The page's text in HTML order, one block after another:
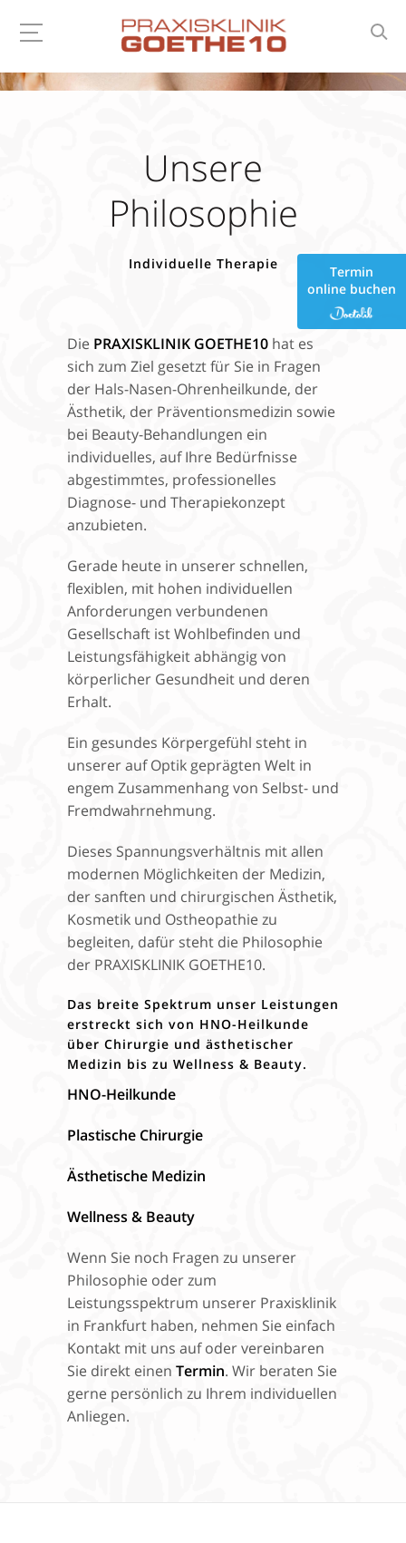
Unsere
Philosophie
Individuelle Therapie
Die PRAXISKLINIK GOETHE10 hat es
sich zum Ziel gesetzt für Sie in Fragen
der Hals-Nasen-Ohrenheilkunde, der
Ästhetik, der Präventionsmedizin sowie
bei Beauty-Behandlungen ein
individuelles, auf Ihre Bedürfnisse
abgestimmtes, professionelles
Diagnose- und Therapiekonzept
anzubieten.
Gerade heute in unserer schnellen,
flexiblen, mit hohen individuellen
Anforderungen verbundenen
Gesellschaft ist Wohlbefinden und
Leistungsfähigkeit abhängig von
körperlicher Gesundheit und deren
Erhalt.
Ein gesundes Körpergefühl steht in
unserer auf Optik geprägten Welt in
engem Zusammenhang von Selbst- und
Fremdwahrnehmung.
Dieses Spannungsverhältnis mit allen
modernen Möglichkeiten der Medizin,
der sanften und chirurgischen Ästhetik,
Kosmetik und Ostheopathie zu
begleiten, dafür steht die Philosophie
der PRAXISKLINIK GOETHE10.
Das breite Spektrum unser Leistungen
erstreckt sich von HNO-Heilkunde
über Chirurgie und ästhetischer
Medizin bis zu Wellness & Beauty.
HNO-Heilkunde
Plastische Chirurgie
Ästhetische Medizin
Wellness & Beauty
Wenn Sie noch Fragen zu unserer
Philosophie oder zum
Leistungsspektrum unserer Praxisklinik
in Frankfurt haben, nehmen Sie einfach
Kontakt mit uns auf oder vereinbaren
Sie direkt einen Termin. Wir beraten Sie
gerne persönlich zu Ihrem individuellen
Anliegen.
Termin
online buchen